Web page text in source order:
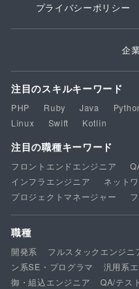
プライバシーポリシー
企
注目のスキルキーワード
PHP Ruby Java
Linux
Swift Kotlin
注目の職種キーワード
フロントエンドエンジニア
インフラエンジニア
ネット
プロジェクトマネージャー
職種
開発系 フルスタックエンジニ
ン系SE・プログラマ
汎用系
御・組込エンジニア
QA/テス